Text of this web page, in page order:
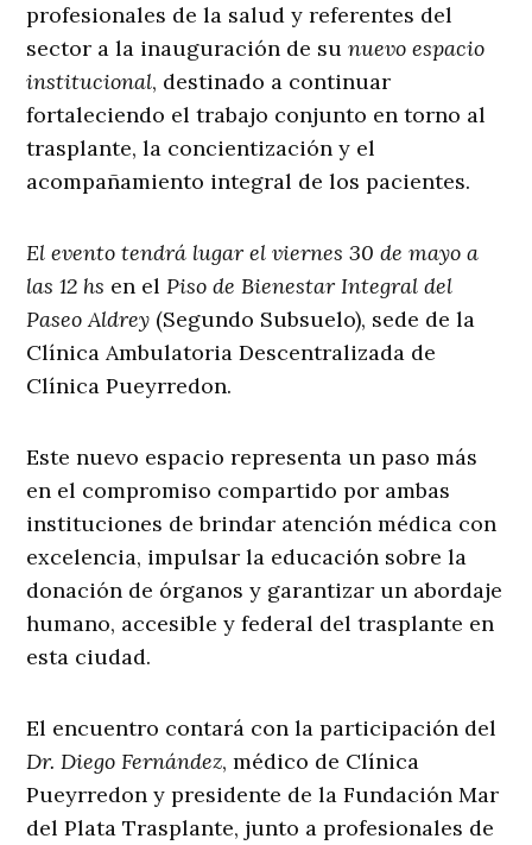
profesionales de la salud y referentes del
sector a la inauguración de sunuevo espacio
institucional, destinado a continuar
fortaleciendo el trabajo conjunto en torno al
trasplante, la concientización y el
acompañamiento integral de los pacientes.
El evento tendrá lugar el viernes 30 de mayo a
las 12 hs en elPiso de Bienestar Integral del
Paseo Aldrey (Segundo Subsuelo), sede de la
Clínica Ambulatoria Descentralizada de
Clínica Pueyrredon.
Este nuevo espacio representa un paso más
en el compromiso compartido por ambas
instituciones de brindar atención médica con
excelencia, impulsar la educación sobre la
donación de órganos y garantizar un abordaje
humano, accesible y federal del trasplante en
esta ciudad.
El encuentro contará con la participación del
Dr. Diego Fernández, médico de Clínica
Pueyrredon y presidente de la Fundación Mar
del Plata Trasplante, junto a profesionales de